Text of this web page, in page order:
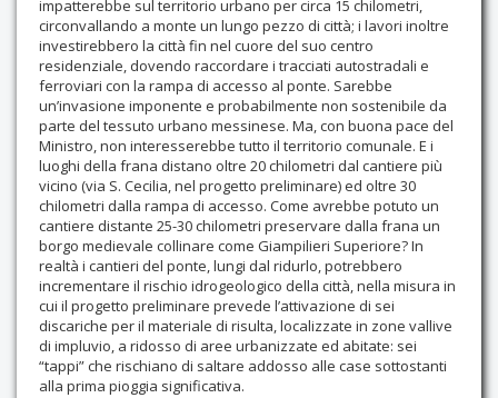
impatterebbe sul territorio urbano per circa 15 chilometri,
circonvallando a monte un lungo pezzo di città; i lavori inoltre
investirebbero la città fin nel cuore del suo centro
residenziale, dovendo raccordare i tracciati autostradali e
ferroviari con la rampa di accesso al ponte. Sarebbe
un’invasione imponente e probabilmente non sostenibile da
parte del tessuto urbano messinese. Ma, con buona pace del
Ministro, non interesserebbe tutto il territorio comunale. E i
luoghi della frana distano oltre 20 chilometri dal cantiere più
vicino (via S. Cecilia, nel progetto preliminare) ed oltre 30
chilometri dalla rampa di accesso. Come avrebbe potuto un
cantiere distante 25-30 chilometri preservare dalla frana un
borgo medievale collinare come Giampilieri Superiore? In
realtà i cantieri del ponte, lungi dal ridurlo, potrebbero
incrementare il rischio idrogeologico della città, nella misura in
cui il progetto preliminare prevede l’attivazione di sei
discariche per il materiale di risulta, localizzate in zone vallive
di impluvio, a ridosso di aree urbanizzate ed abitate: sei
“tappi” che rischiano di saltare addosso alle case sottostanti
alla prima pioggia significativa.